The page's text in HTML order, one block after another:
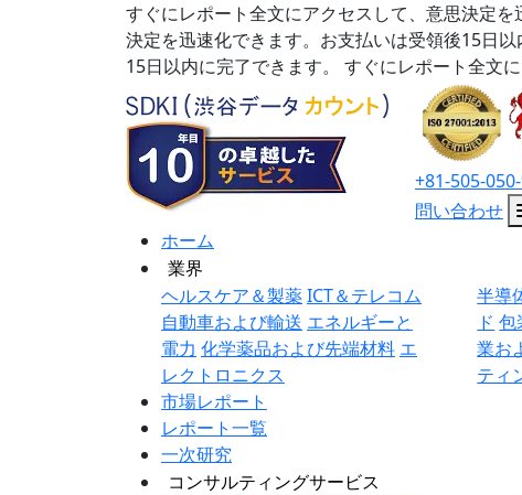
すぐにレポート全文にアクセスして、意思決定
決定を迅速化できます。お支払いは受領後15日以
15日以内に完了できます。
すぐにレポート全文
+81-505-
問い合わせ
ホーム
業界
ヘルスケア＆製薬ICT＆テレコム
自動車および輸送 エネルギーと
電力 化学薬品および先端材料 エ
レクトロニクス
半導
ド 包
業お
ティ
市場レポート
レポート一覧
一次研究
コンサルティングサービス